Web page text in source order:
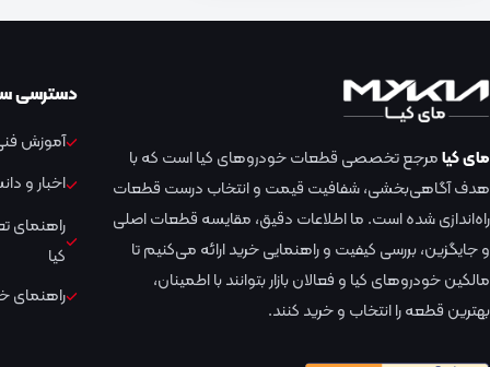
مای کیامرجع تخصصی قطعات خودروهای کیا است که با
هدف آگاهی‌بخشی، شفافیت قیمت و انتخاب درست قطعات
راه‌اندازی شده است. ما اطلاعات دقیق، مقایسه قطعات اصلی
و جایگزین، بررسی کیفیت و راهنمایی خرید ارائه می‌کنیم تا
مالکین خودروهای کیا و فعالان بازار بتوانند با اطمینان،
بهترین قطعه را انتخاب و خرید کنند.
دسترسی
آموزش
اخبار و
راهنمای
کیا
راهنمای